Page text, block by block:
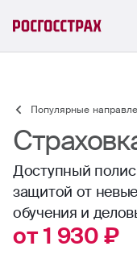
Популярные
Доступный
защитой от
обучения и
от 1 930 ₽